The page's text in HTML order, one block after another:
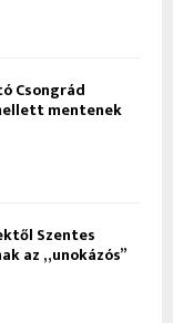
Csongrád
mentenek
Szentes
az „unokázós”